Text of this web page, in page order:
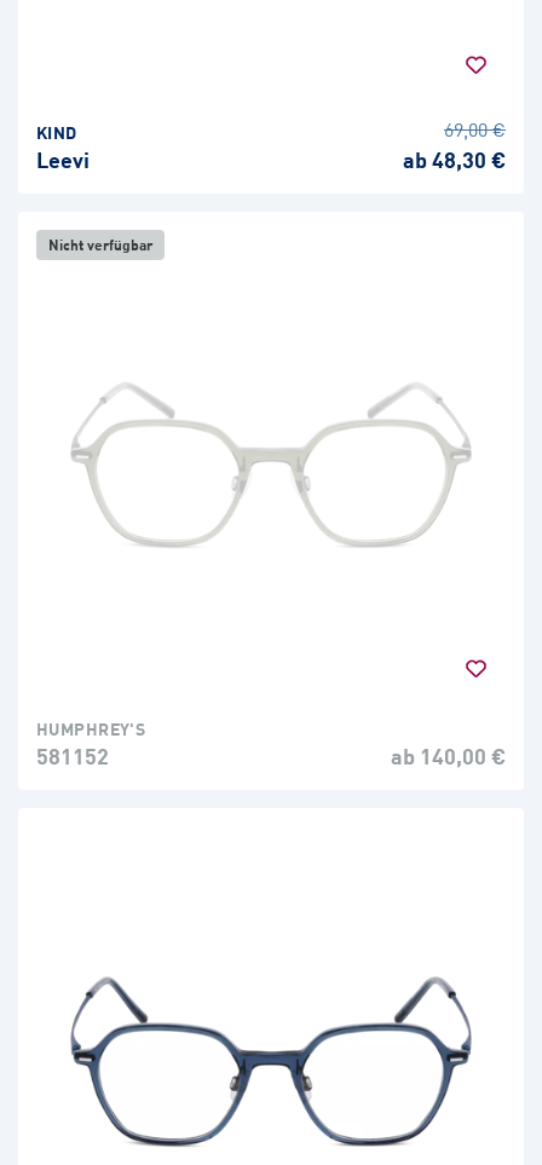
KIND
Leevi
69,00 €
ab 48,30 €
Nicht verfügbar
HUMPHREY'S
581152 ab 140,00 €